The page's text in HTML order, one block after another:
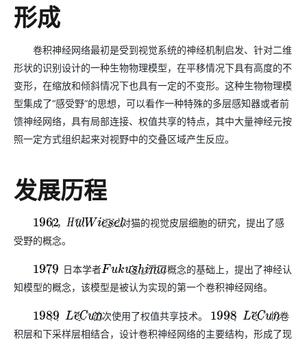
形成
卷积神经网络最初是受到视觉系统的神经机制启发、针对二维
形状的识别设计的一种生物物理模型，在平移情况下具有高度的不
变形，在缩放和倾斜情况下也具有一定的不变形。这种生物物理模
型集成了“感受野”的思想，可以看作一种特殊的多层感知器或者前
馈神经网络，具有局部连接、权值共享的特点，其中大量神经元按
照一定方式组织起来对视野中的交叠区域产生反应。
发展历程
1962
年， Hubei
和Wiesel
通过对猫的视觉皮层细胞的研究，提出了感
受野的概念。
1979年，日本学者Fukushima
在感受野概念的基础上，提出了神经认
知模型的概念，该模型是被认为实现的第一个卷积神经网络。
1989
年， LeCun
等人首次使用了权值共享技术。 1998
年， LeCun
等人将卷
积层和下采样层相结合，设计卷积神经网络的主要结构，形成了现